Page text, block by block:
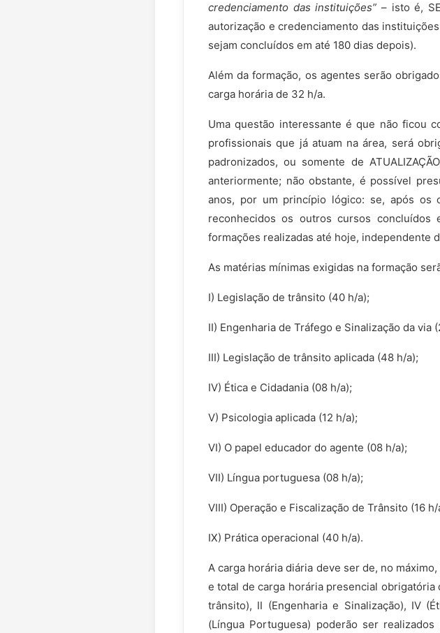
credenciamento das instituições”– isto é,
autorização e credenciamento das
sejam concluídos em até 180 dias depois).
Além da formação, os agentes serão
carga horária de 32 h/a.
Uma questão interessante é que não ficou
profissionais que já atuam na área, será
padronizados, ou somente de
anteriormente; não obstante, é possível
anos, por um princípio lógico: se, após os
reconhecidos os outros cursos
formações realizadas até hoje, independente
As matérias mínimas exigidas na formação
I) Legislação de trânsito (40 h/a);
II) Engenharia de Tráfego e Sinalização da via
III) Legislação de trânsito aplicada (48 h/a);
IV) Ética e Cidadania (08 h/a);
V) Psicologia aplicada (12 h/a);
VI) O papel educador do agente (08 h/a);
VII) Língua portuguesa (08 h/a);
VIII) Operação e Fiscalização de Trânsito (16 h/
IX) Prática operacional (40 h/a).
A carga horária diária deve ser de, no
e total de carga horária presencial obrigatória
trânsito), II (Engenharia e Sinalização), IV
(Língua Portuguesa) poderão ser